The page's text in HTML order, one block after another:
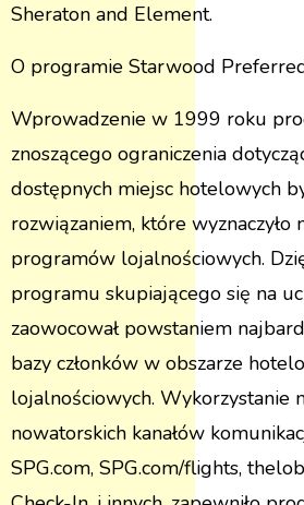
Sheraton and Element.
O programie Starwood
Wprowadzenie w 1999 roku
znoszącego ograniczenia
dostępnych miejsc hotelowych
rozwiązaniem, które wyznaczyło
programów lojalnościowych.
programu skupiającego się na
zaowocował powstaniem
bazy członków w obszarze
lojalnościowych. Wykorzystanie
nowatorskich kanałów
SPG.com, SPG.com/flights,